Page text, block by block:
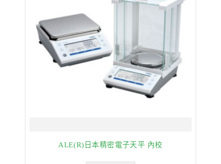
ALE(R)日本精密電子天平 內校